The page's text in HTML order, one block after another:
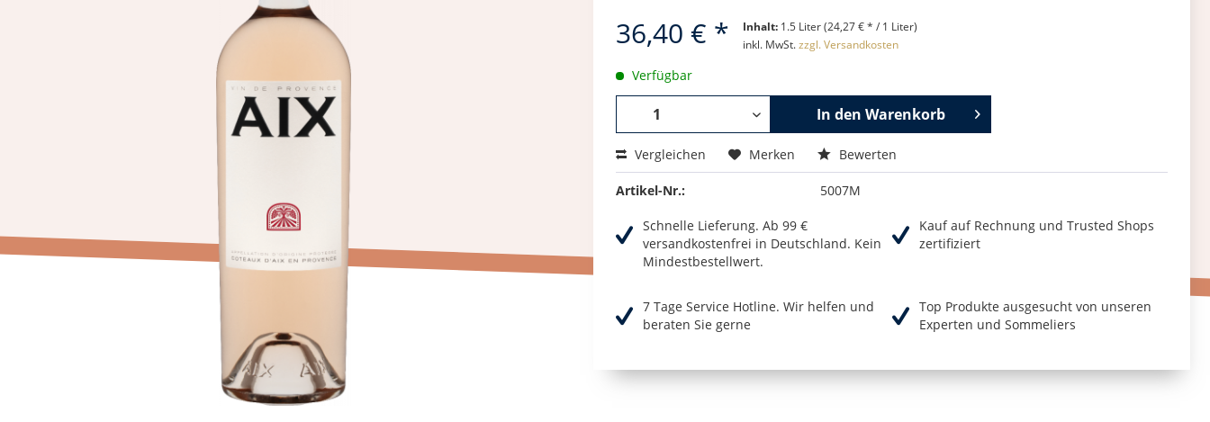
36,40 € * Inhalt: 1.5 Liter (24,27 € * / 1 Liter)
inkl. MwSt.zzgl. Versandkosten
Verfügbar
In den Warenkorb
Vergleichen Merken Bewerten
Artikel-Nr.: 5007M
Schnelle Lieferung. Ab 99 €
versandkostenfrei in Deutschland. Kein
Mindestbestellwert.
Kauf auf Rechnung und Trusted Shops
zertifiziert
7 Tage Service Hotline. Wir helfen und
beraten Sie gerne
Top Produkte ausgesucht von unseren
Experten und Sommeliers